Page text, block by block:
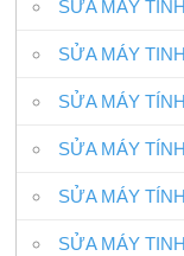
SỬA MÁY
SỬA MÁY
SỬA MÁY
SỬA MÁY
SỬA MÁY
SỬA MÁY